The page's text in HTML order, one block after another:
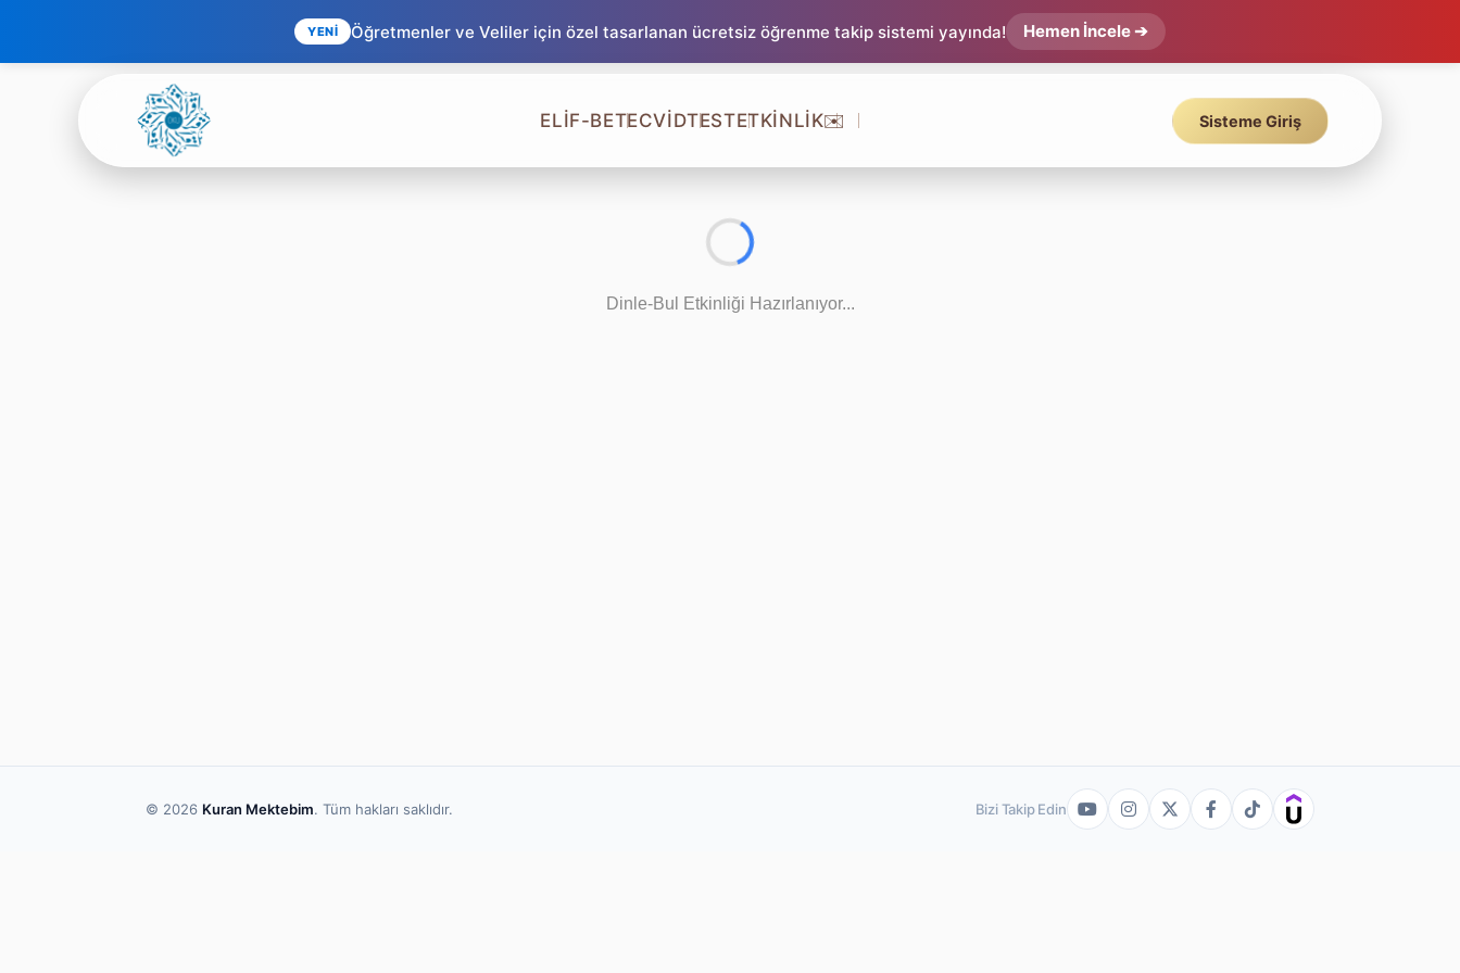
YENİ Öğretmenler ve Veliler için özel tasarlanan ücretsiz öğrenme takip sistemi yayında! Hemen İncele ➔
ELİF-BETECVİDTESTETKİNLİK✉️ Sisteme Giriş
Dinle-Bul Etkinliği Hazırlanıyor...
© 2026 Kuran Mektebim. Tüm hakları saklıdır. Bizi Takip Edin